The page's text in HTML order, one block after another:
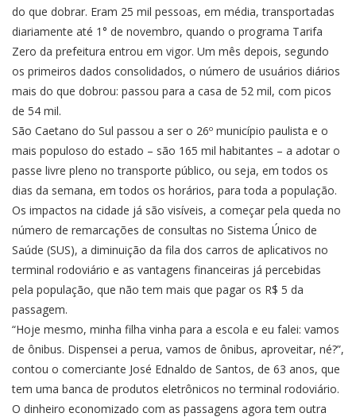
do que dobrar. Eram 25 mil pessoas, em média, transportadas
diariamente até 1° de novembro, quando o programa Tarifa
Zero da prefeitura entrou em vigor. Um mês depois, segundo
os primeiros dados consolidados, o número de usuários diários
mais do que dobrou: passou para a casa de 52 mil, com picos
de 54 mil.
São Caetano do Sul passou a ser o 26º município paulista e o
mais populoso do estado – são 165 mil habitantes – a adotar o
passe livre pleno no transporte público, ou seja, em todos os
dias da semana, em todos os horários, para toda a população.
Os impactos na cidade já são visíveis, a começar pela queda no
número de remarcações de consultas no Sistema Único de
Saúde (SUS), a diminuição da fila dos carros de aplicativos no
terminal rodoviário e as vantagens financeiras já percebidas
pela população, que não tem mais que pagar os R$ 5 da
passagem.
“Hoje mesmo, minha filha vinha para a escola e eu falei: vamos
de ônibus. Dispensei a perua, vamos de ônibus, aproveitar, né?”,
contou o comerciante José Ednaldo de Santos, de 63 anos, que
tem uma banca de produtos eletrônicos no terminal rodoviário.
O dinheiro economizado com as passagens agora tem outra